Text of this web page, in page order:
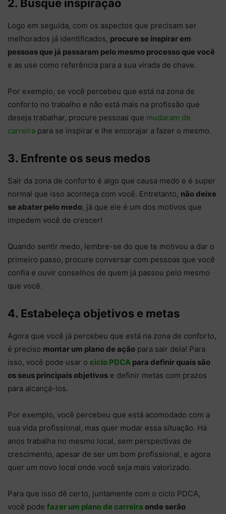
2. Busque inspiração
Logo em seguida, com os aspectos que precisam ser
melhorados já identificados, procure se inspirar em
pessoas que já passaram pelo mesmo processo que você
e as use como referência para a sua virada de chave.
Por exemplo, se você percebeu que está na zona de
conforto no trabalho e não está mais na profissão que
deseja trabalhar, procure pessoas que mudaram de
carreira para se inspirar e lhe encorajar a fazer o mesmo.
3. Enfrente os seus medos
Sair da zona de conforto é algo que causa medo e é super
normal que isso aconteça com você. Entretanto, não deixe
se abater pelo medo, já que ele é um dos motivos que
impedem você de crescer!
Quando sentir medo, lembre-se do que te motivou a dar o
primeiro passo, procure conversar com pessoas que você
confia e ouvir conselhos de quem já passou pelo mesmo
que você.
4. Estabeleça objetivos e metas
Agora que você já percebeu que está na zona de conforto,
é preciso montar um plano de ação para sair dela! Para
isso, você pode usar o ciclo PDCA para definir quais são
os seus principais objetivos e definir metas com prazos
para alcançá-los.
Por exemplo, você percebeu que está acomodado com a
sua vida profissional, mas quer mudar essa situação. Há
anos trabalha no mesmo local, sem perspectivas de
crescimento, apesar de ser um bom profissional, e agora
quer um novo local onde você seja mais valorizado.
Para que isso dê certo, juntamente com o ciclo PDCA,
você pode fazer um plano de carreira onde serão